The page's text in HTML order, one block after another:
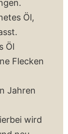
Öl,
Öl
Flecken
Jahren
wird